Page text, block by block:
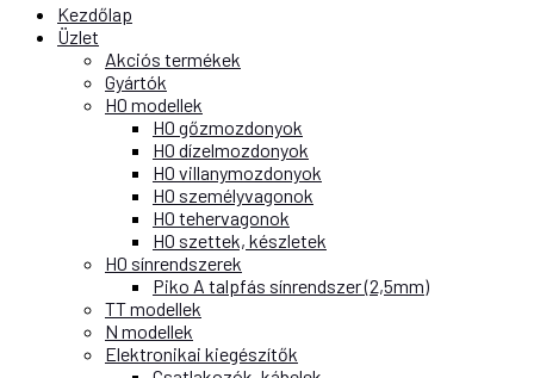
Kezdőlap
Üzlet
Akciós termékek
Gyártók
H0 modellek
H0 gőzmozdonyok
H0 dízelmozdonyok
H0 villanymozdonyok
H0 személyvagonok
H0 tehervagonok
H0 szettek, készletek
H0 sínrendszerek
Piko A talpfás sínrendszer (2,5mm)
TT modellek
N modellek
Elektronikai kiegészítők